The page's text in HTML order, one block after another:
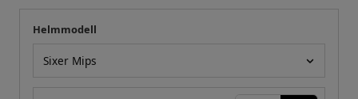
Ihre Messung
Helmmodell